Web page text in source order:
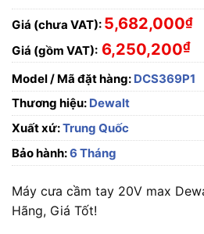
Giá (chưa VAT): 5,682,000₫
Giá (gồm VAT): 6,250,200₫
Model / Mã đặt hàng: DCS369P1
Thương hiệu: Dewalt
Xuất xứ:Trung Quốc
Bảo hành:6 Tháng
Máy cưa cầm tay 20V max
Hãng, Giá Tốt!